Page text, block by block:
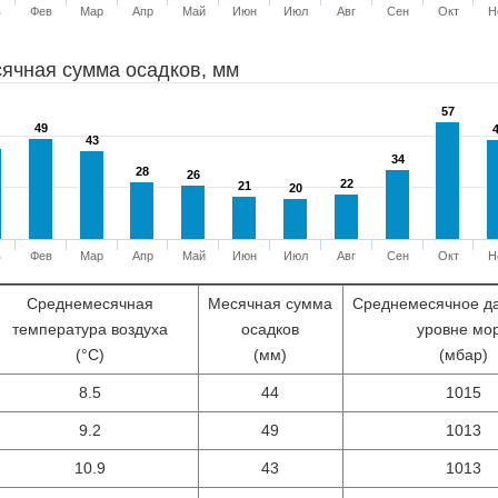
Фев Мар Апр Май Июн Июл Авг Сен Окт
сумма осадков, мм
49
49
43
43
28
28 26
26
21
21 20
20 22
22
34
34
57
57
Фев Мар Апр Май Июн Июл Авг Сен Окт
Среднемесячная
температура воздуха
(°С)
Месячная сумма
осадков
(мм)
Среднемесячное
уровне
(мбар)
8.5 44 1015
9.2 49 1013
10.9 43 1013